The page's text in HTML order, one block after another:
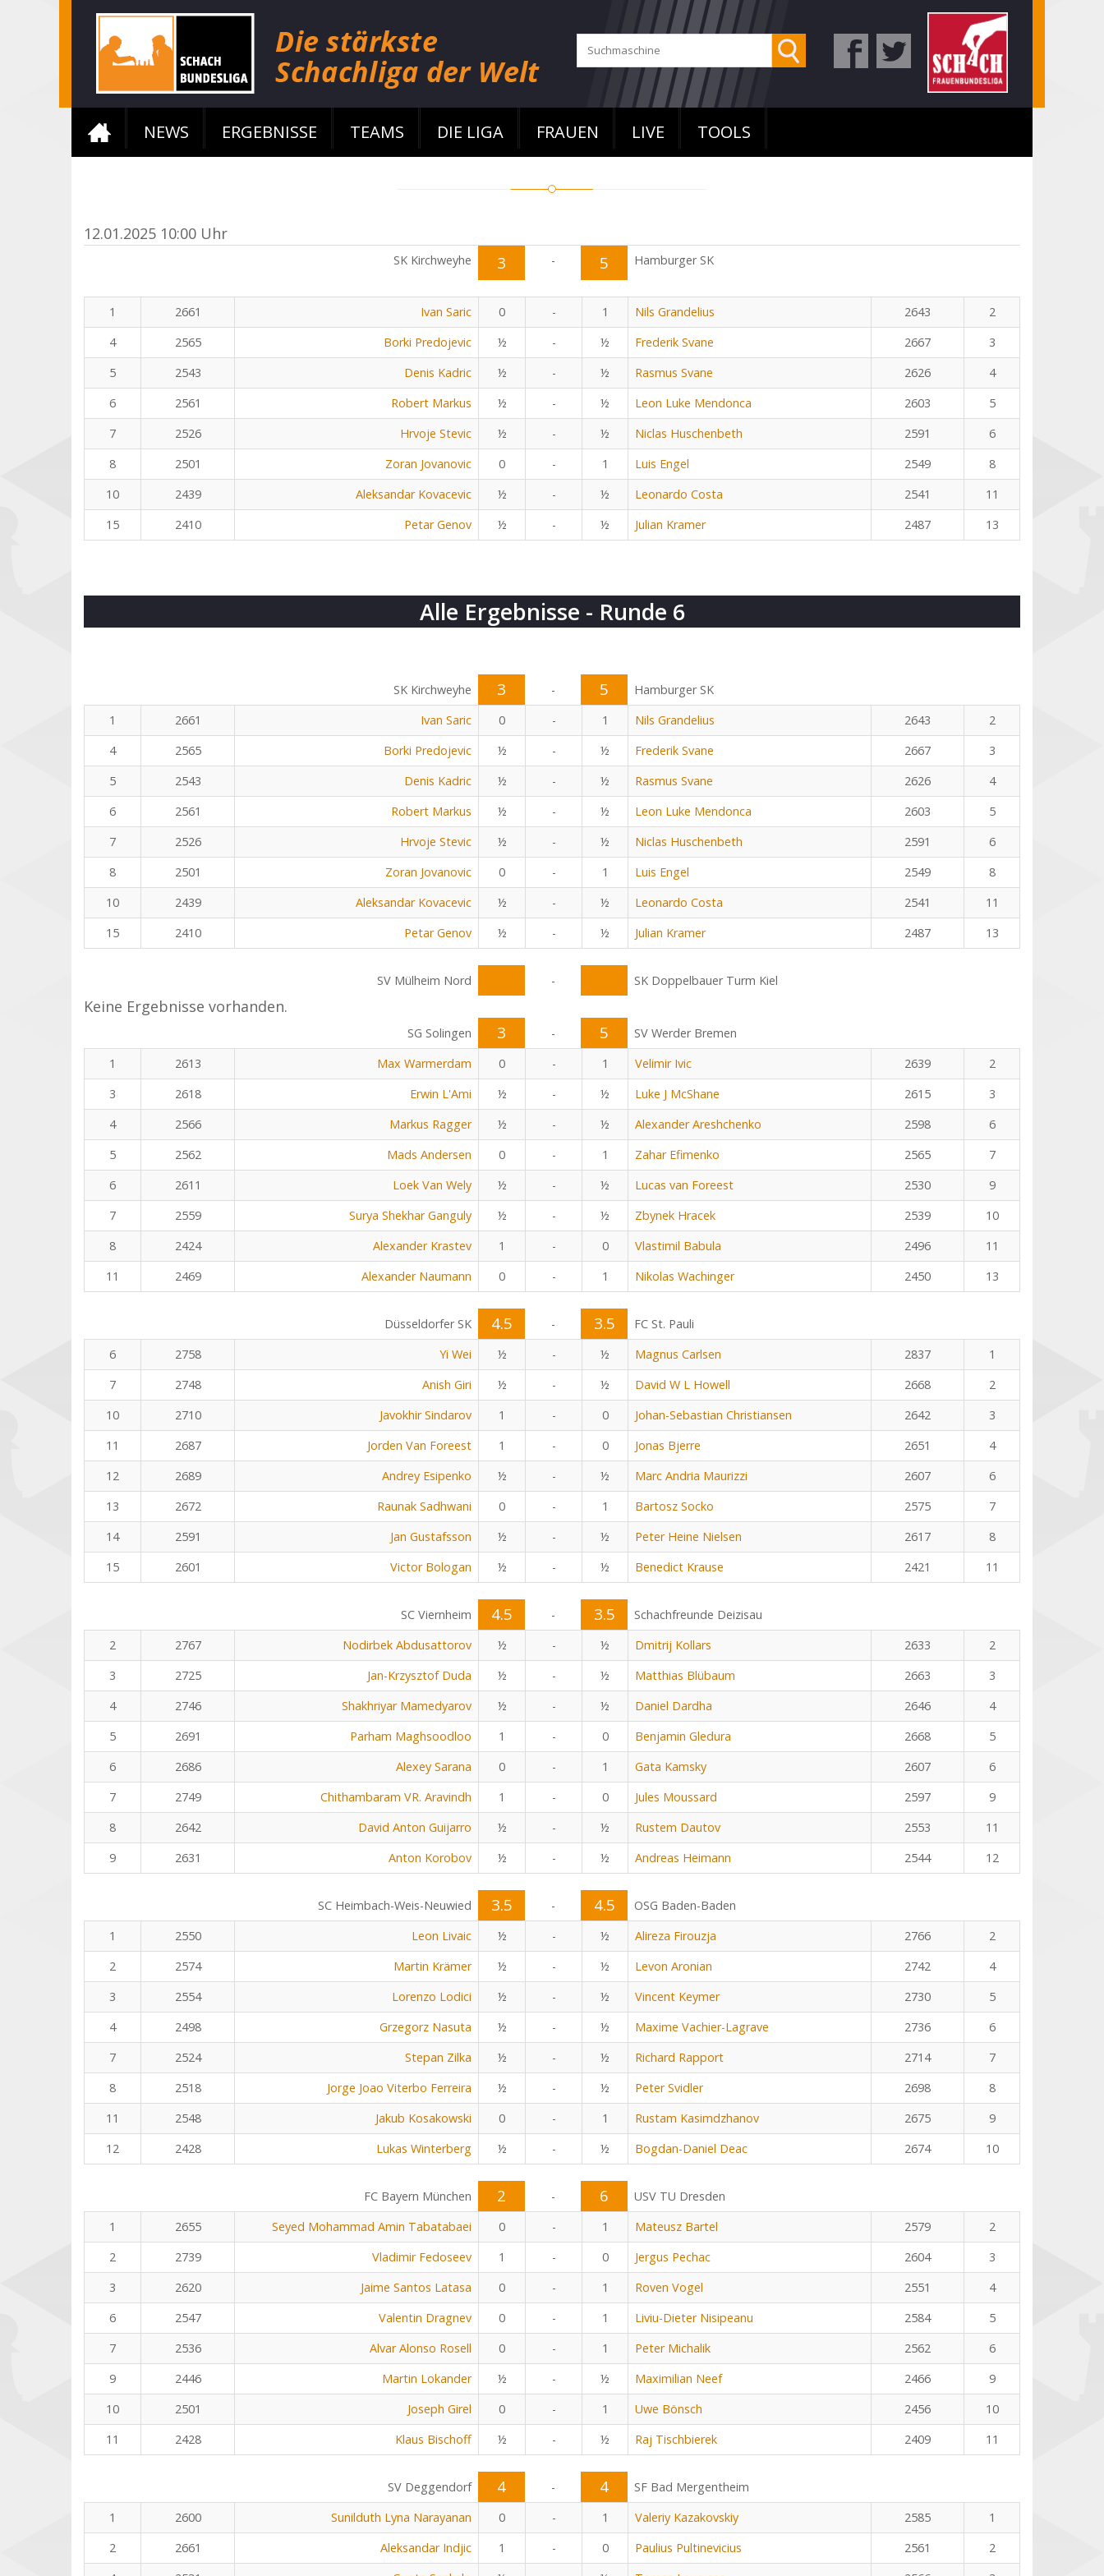
NEWS ERGEBNISSE TEAMS DIE LIGA FRAUEN LIVE TOOLS
12.01.2025 10:00 Uhr
SK Kirchweyhe 3 - 5 Hamburger SK
1 2661 Ivan Saric 0 - 1 Nils Grandelius 2643
2
4
2565 Borki Predojevic ½ - ½ Frederik Svane 2667
3
5
2543 Denis Kadric ½ - ½ Rasmus Svane 2626
4
6
2561 Robert Markus ½ - ½ Leon Luke Mendonca 2603
5
7
2526 Hrvoje Stevic ½ - ½ Niclas Huschenbeth 2591
6
8
2501 Zoran Jovanovic 0 - 1 Luis Engel 2549
8
10
2439 Aleksandar Kovacevic ½ - ½ Leonardo Costa 2541
11
15
2410 Petar Genov ½ - ½ Julian Kramer 2487 13
Alle Ergebnisse - Runde 6
SK Kirchweyhe 3 - 5
Hamburger SK
1
2661 Ivan Saric 0 - 1 Nils Grandelius 2643
2
4
2565 Borki Predojevic ½ - ½ Frederik Svane 2667
3
5
2543 Denis Kadric ½ - ½ Rasmus Svane 2626
4
6
2561 Robert Markus ½ - ½ Leon Luke Mendonca 2603
5
7
2526 Hrvoje Stevic ½ - ½ Niclas Huschenbeth 2591
6
8
2501 Zoran Jovanovic 0 - 1 Luis Engel 2549
8
10
2439 Aleksandar Kovacevic ½ - ½ Leonardo Costa 2541
11
15
2410 Petar Genov ½ - ½ Julian Kramer 2487 13
SV Mülheim Nord - SK Doppelbauer Turm Kiel
Keine Ergebnisse vorhanden.
SG Solingen 3 - 5
SV Werder Bremen
1
2613 Max Warmerdam 0 - 1 Velimir Ivic 2639
2
3
2618 Erwin L'Ami ½ - ½ Luke J McShane 2615
3
4
2566 Markus Ragger ½ - ½ Alexander Areshchenko 2598
6
5
2562 Mads Andersen 0 - 1 Zahar Efimenko 2565
7
6
2611 Loek Van Wely ½ - ½ Lucas van Foreest 2530
9
7
2559 Surya Shekhar Ganguly ½ - ½ Zbynek Hracek 2539
10
8
2424 Alexander Krastev 1 - 0 Vlastimil Babula 2496
11
11
2469 Alexander Naumann 0 - 1 Nikolas Wachinger 2450 13
Düsseldorfer SK 4.5 - 3.5
FC St. Pauli
6
2758 Yi Wei ½ - ½ Magnus Carlsen 2837
1
7
2748 Anish Giri ½ - ½ David W L Howell 2668
2
10
2710 Javokhir Sindarov 1 - 0 Johan-Sebastian Christiansen 2642
3
11
2687 Jorden Van Foreest 1 - 0 Jonas Bjerre 2651
4
12
2689 Andrey Esipenko ½ - ½ Marc Andria Maurizzi 2607
6
13
2672 Raunak Sadhwani 0 - 1 Bartosz Socko 2575
7
14
2591 Jan Gustafsson ½ - ½ Peter Heine Nielsen 2617
8
15
2601 Victor Bologan ½ - ½ Benedict Krause 2421 11
SC Viernheim 4.5 - 3.5
Schachfreunde Deizisau
2
2767 Nodirbek Abdusattorov ½ - ½ Dmitrij Kollars 2633
2
3
2725 Jan-Krzysztof Duda ½ - ½ Matthias Blübaum 2663
3
4
2746 Shakhriyar Mamedyarov ½ - ½ Daniel Dardha 2646
4
5
2691 Parham Maghsoodloo 1 - 0 Benjamin Gledura 2668
5
6
2686 Alexey Sarana 0 - 1 Gata Kamsky 2607
6
7
2749 Chithambaram VR. Aravindh 1 - 0 Jules Moussard 2597
9
8
2642 David Anton Guijarro ½ - ½ Rustem Dautov 2553
11
9
2631 Anton Korobov ½ - ½ Andreas Heimann 2544 12
SC Heimbach-Weis-Neuwied 3.5 - 4.5
OSG Baden-Baden
1
2550 Leon Livaic ½ - ½ Alireza Firouzja 2766
2
2
2574 Martin Krämer ½ - ½ Levon Aronian 2742
4
3
2554 Lorenzo Lodici ½ - ½ Vincent Keymer 2730
5
4
2498 Grzegorz Nasuta ½ - ½ Maxime Vachier-Lagrave 2736
6
7
2524 Stepan Zilka ½ - ½ Richard Rapport 2714
7
8
2518 Jorge Joao Viterbo Ferreira ½ - ½ Peter Svidler 2698
8
11
2548 Jakub Kosakowski 0 - 1 Rustam Kasimdzhanov 2675
9
12
2428 Lukas Winterberg ½ - ½ Bogdan-Daniel Deac 2674 10
FC Bayern München 2 - 6
USV TU Dresden
1
2655 Seyed Mohammad Amin Tabatabaei 0 - 1 Mateusz Bartel 2579
2
2
2739 Vladimir Fedoseev 1 - 0 Jergus Pechac 2604
3
3
2620 Jaime Santos Latasa 0 - 1 Roven Vogel 2551
4
6
2547 Valentin Dragnev 0 - 1 Liviu-Dieter Nisipeanu 2584
5
7
2536 Alvar Alonso Rosell 0 - 1 Peter Michalik 2562
6
9
2446 Martin Lokander ½ - ½ Maximilian Neef 2466
9
10
2501 Joseph Girel 0 - 1 Uwe Bönsch 2456
10
11
2428 Klaus Bischoff ½ - ½ Raj Tischbierek 2409 11
SV Deggendorf 4 - 4
SF Bad Mergentheim
1
2600 Sunilduth Lyna Narayanan 0 - 1 Valeriy Kazakovskiy 2585
1
2
2661 Aleksandar Indjic 1 - 0 Paulius Pultinevicius 2561
2